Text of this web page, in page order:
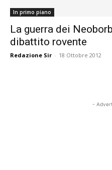
In primo piano
La guerra dei
dibattito rovente
Redazione Sir - 18 Ottobre 2012
-